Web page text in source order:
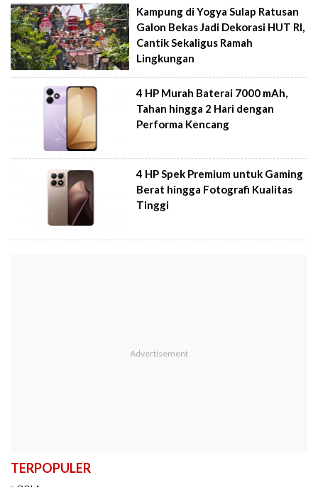
Kampung di Yogya Sulap Ratusan
Galon Bekas Jadi Dekorasi HUT RI,
Cantik Sekaligus Ramah
Lingkungan
4 HP Murah Baterai 7000 mAh,
Tahan hingga 2 Hari dengan
Performa Kencang
4 HP Spek Premium untuk Gaming
Berat hingga Fotografi Kualitas
Tinggi
TERPOPULER